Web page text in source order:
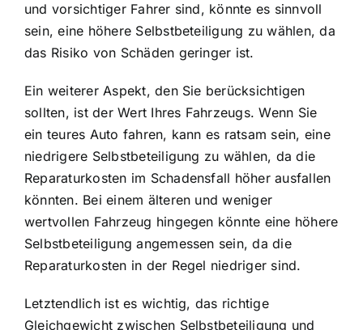
und vorsichtiger Fahrer sind, könnte es sinnvoll
sein, eine höhere Selbstbeteiligung zu wählen, da
das Risiko von Schäden geringer ist.
Ein weiterer Aspekt, den Sie berücksichtigen
sollten, ist der Wert Ihres Fahrzeugs. Wenn Sie
ein teures Auto fahren, kann es ratsam sein, eine
niedrigere Selbstbeteiligung zu wählen, da die
Reparaturkosten im Schadensfall höher ausfallen
könnten. Bei einem älteren und weniger
wertvollen Fahrzeug hingegen könnte eine höhere
Selbstbeteiligung angemessen sein, da die
Reparaturkosten in der Regel niedriger sind.
Letztendlich ist es wichtig, das richtige
Gleichgewicht zwischen Selbstbeteiligung und